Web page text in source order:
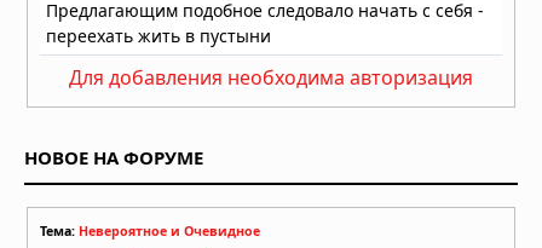
Для добавления необходима авторизация
НОВОЕ НА ФОРУМЕ
Тема: Невероятное и Очевидное